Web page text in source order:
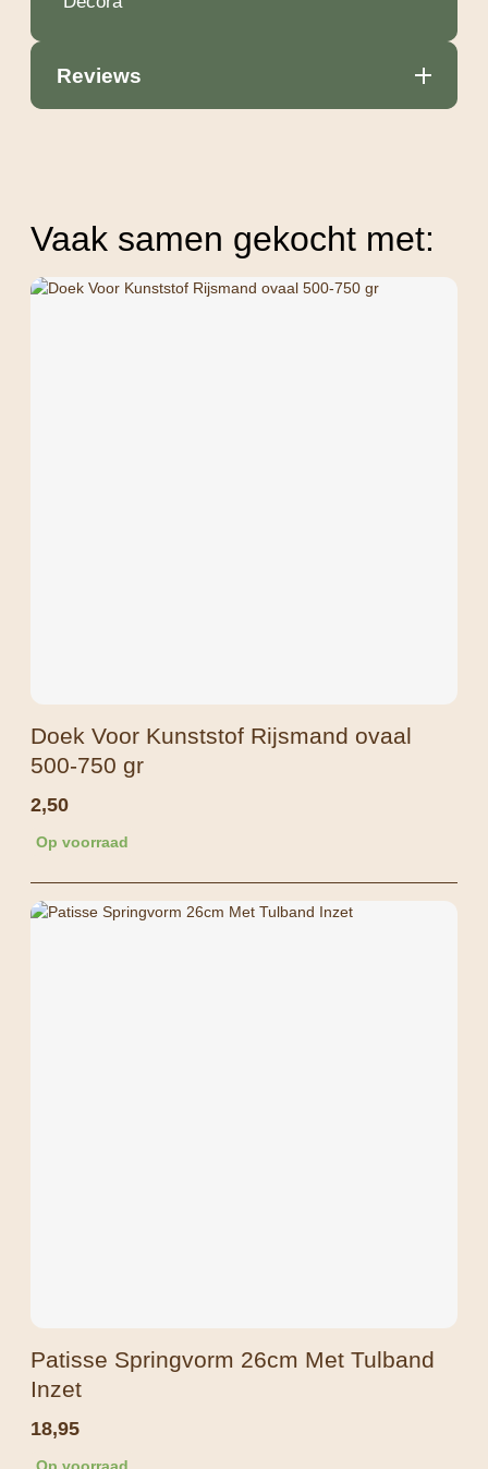
Reviews
Vaak samen gekocht met:
Doek Voor Kunststof Rijsmand ovaal
500-750 gr
2,50
Op voorraad
Patisse Springvorm 26cm Met Tulband
Inzet
18,95
Op voorraad